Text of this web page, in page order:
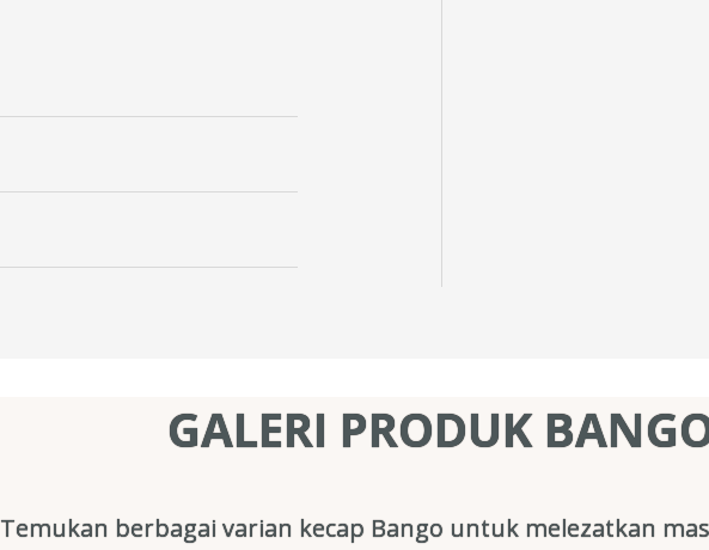
GALERI PRODUK
Temukan berbagai varian kecap Bango untuk melezatkan